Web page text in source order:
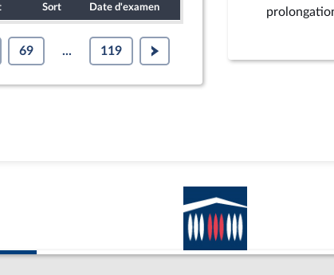
Sort Date d'examen
69 ... 119